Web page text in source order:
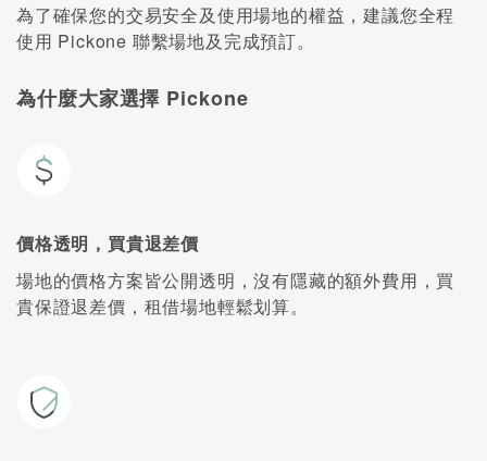
為了確保您的交易安全及使用場地的權益，建議您全程
使用 Pickone 聯繫場地及完成預訂。
為什麼大家選擇 Pickone
價格透明，買貴退差價
場地的價格方案皆公開透明，沒有隱藏的額外費用，買
貴保證退差價，租借場地輕鬆划算。